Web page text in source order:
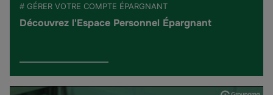
# GÉRER VOTRE COMPTE ÉPARGNANT
Découvrez l'Espace Personnel Épargnant